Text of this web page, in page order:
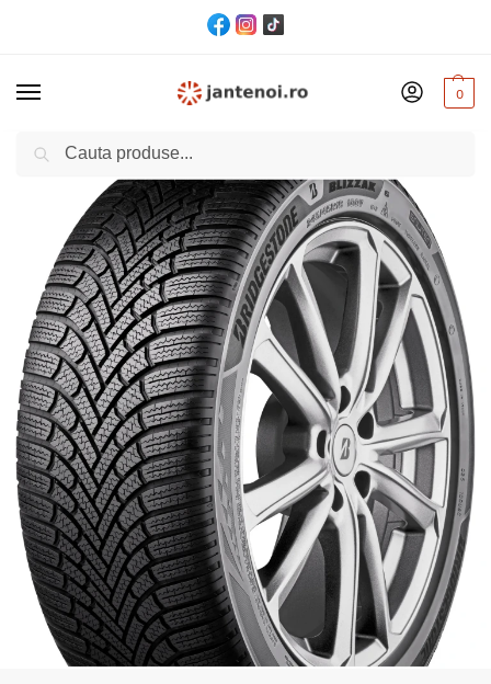
0
Acasă Anvelope / ANVELOPA IARNA BRIDGESTONE BLIZZAK 6 ENLITEN 195/60 R18 96V